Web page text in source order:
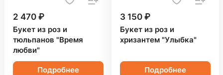
2 470 ₽
Букет из роз и
тюльпанов "Время
любви"
Подробнее
3 150 ₽
Букет из роз и
хризантем "Улыбка"
Подробнее